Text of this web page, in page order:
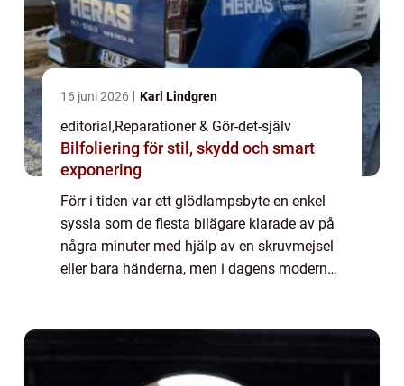
16 juni 2026 Karl Lindgren
editorial,Reparationer & Gör-det-själv
Bilfoliering för stil, skydd och smart
exponering
Förr i tiden var ett glödlampsbyte en enkel
syssla som de flesta bilägare klarade av på
några minuter med hjälp av en skruvmejsel
eller bara händerna, men i dagens moderna